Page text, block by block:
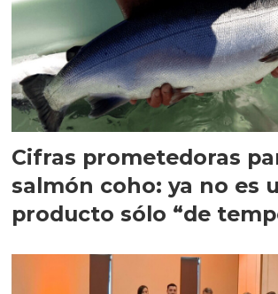
Cifras prometedoras
salmón coho: ya no es
producto sólo “de